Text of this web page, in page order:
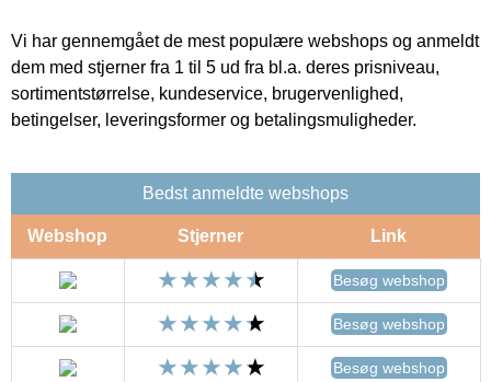
Vi har gennemgået de mest populære webshops og anmeldt
dem med stjerner fra 1 til 5 ud fra bl.a. deres prisniveau,
sortimentstørrelse, kundeservice, brugervenlighed,
betingelser, leveringsformer og betalingsmuligheder.
Bedst anmeldte webshops
Webshop Stjerner Link
Besøg webshop
Besøg webshop
Besøg webshop